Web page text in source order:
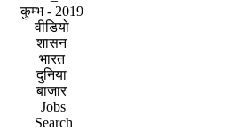
कुम्भ - 2019
वीडियो
शासन
भारत
दुनिया
बाजार
Jobs
Search